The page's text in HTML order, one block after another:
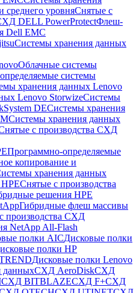
среднего уровняСнятые с
DELL PowerProtectФлеш-
Dell EMC
Системы хранения данных
Облачные системы
системы
хранения данных Lenovo
Lenovo StorwizeСистемы
DEСистемы хранения
Системы хранения данных
с производства СХД
Программно-определяемые
копирование и
хранения данных
Снятые с производства
решения HPE
Гибридные флеш массивы
производства СХД
NetApp All-Flash
полки AICДисковые полки
полки HP
Дисковые полки Lenovo
данныхСХД AeroDiskСХД
СХД BITBLAZEСХД F+СХД